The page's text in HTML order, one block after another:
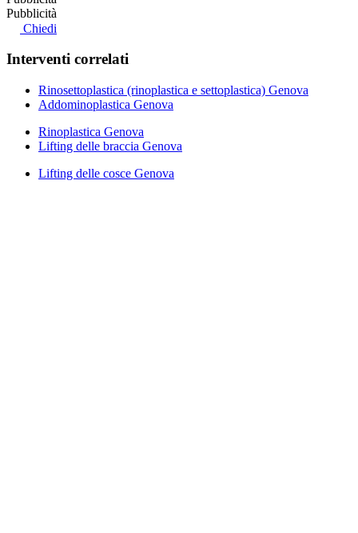
Pubblicità
Chiedi
Interventi correlati
Rinosettoplastica (rinoplastica e settoplastica) Genova
Addominoplastica Genova
Rinoplastica Genova
Lifting delle braccia Genova
Lifting delle cosce Genova